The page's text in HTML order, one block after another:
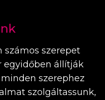
számos szerepet
egyidőben állítják
szerephez
szolgáltassunk,